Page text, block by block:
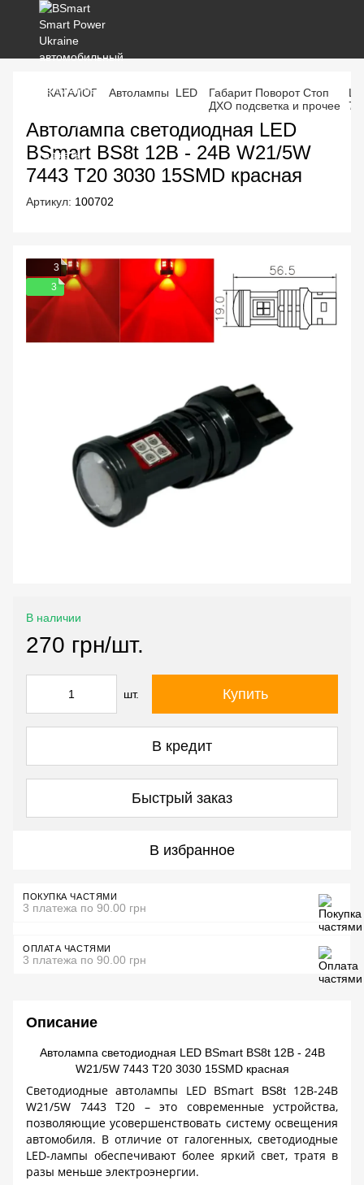
КАТАЛОГ Автолампы LED
Габарит Поворот Стоп
ДХО подсветка и прочее
Автолампа светодиодная LED
BSmart BS8t 12В - 24В W21/5W
7443 T20 3030 15SMD красная
Артикул: 100702
3
3
В наличии
270 грн/шт.
шт. Купить
В кредит
Быстрый заказ
В избранное
ПОКУПКА ЧАСТЯМИ
3 платежа по 90.00 грн
ОПЛАТА ЧАСТЯМИ
3 платежа по 90.00 грн
Описание
Автолампа светодиодная LED BSmart BS8t 12В - 24В
W21/5W 7443 T20 3030 15SMD красная
Светодиодные автолампы LED BSmart BS8t 12B-24B
W21/5W 7443 T20 – это современные устройства,
позволяющие усовершенствовать систему освещения
автомобиля. В отличие от галогенных, светодиодные
LED-лампы обеспечивают более яркий свет, тратя в
разы меньше электроэнергии.